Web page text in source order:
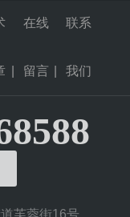
在线
留言
联系
我们
芙蓉街16号